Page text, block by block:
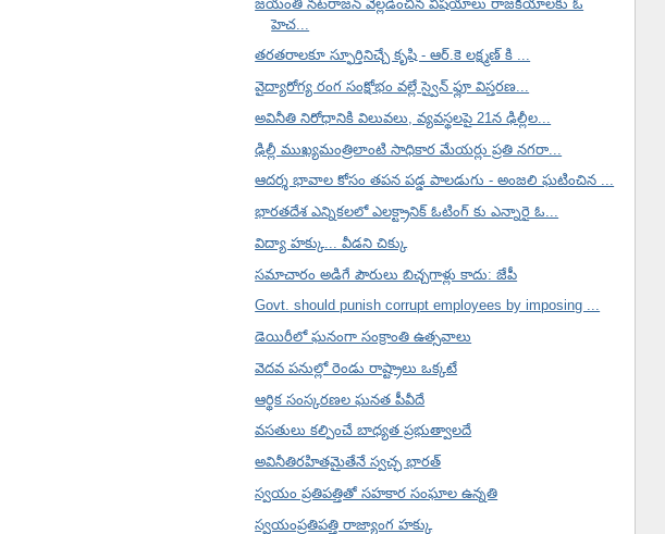
జయంతీ నటరాజన్ వెల్లడించిన విషయాలు రాజకీయాలకు ఓ
హెచ...
తరతరాలకూ స్ఫూర్తినిచ్చే కృషి - ఆర్.కె లక్ష్మణ్ కి ...
వైద్యారోగ్య రంగ సంక్షోభం వల్లే స్వైన్ ఫ్లూ విస్తరణ...
అవినీతి నిరోధానికి విలువలు, వ్యవస్థలపై 21న ఢిల్లీల...
ఢిల్లీ ముఖ్యమంత్రిలాంటి సాధికార మేయర్లు ప్రతి నగరా...
ఆదర్శ భావాల కోసం తపన పడ్డ పాలడుగు - అంజలి ఘటించిన ...
భారతదేశ ఎన్నికలలో ఎలక్ట్రానిక్ ఓటింగ్ కు ఎన్నారై ఓ...
విద్యా హక్కు... వీడని చిక్కు
సమాచారం అడిగే పౌరులు బిచ్చగాళ్లు కాదు: జేపీ
Govt. should punish corrupt employees by imposing ...
డెయిరీలో ఘనంగా సంక్రాంతి ఉత్సవాలు
వెదవ పనుల్లో రెండు రాష్ట్రాలు ఒక్కటే
ఆర్థిక సంస్కరణల ఘనత పీవీదే
వసతులు కల్పించే బాధ్యత ప్రభుత్వాలదే
అవినీతిరహితమైతేనే స్వచ్ఛ భారత్
స్వయం ప్రతిపత్తితో సహకార సంఘాల ఉన్నతి
స్వయంప్రతిపత్తి రాజ్యాంగ హక్కు